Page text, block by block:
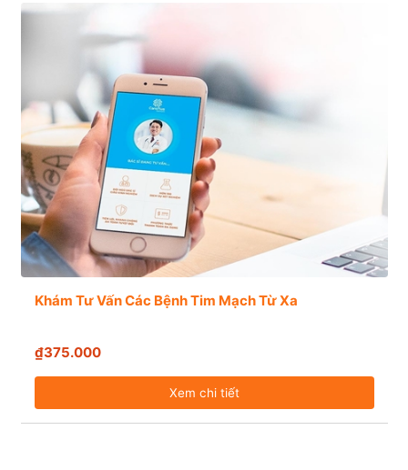
Khám Tư Vấn Các Bệnh Tim Mạch Từ Xa
₫375.000
Xem chi tiết